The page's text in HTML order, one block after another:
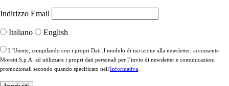
Indirizzo Email
Italiano English
L’Utente, compilando con i propri Dati il modulo di iscrizione alla newsletter, acconsente
Moretti S.p.A. ad utilizzare i propri dati personali per l’invio di newsletter e comunicazioni
promozionali secondo quando specificato nell'Informativa